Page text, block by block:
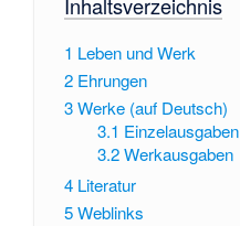
1 Leben und Werk
2 Ehrungen
3Werke (auf Deutsch)
3.1 Einzelausgaben
3.2 Werkausgaben
4 Literatur
5Weblinks